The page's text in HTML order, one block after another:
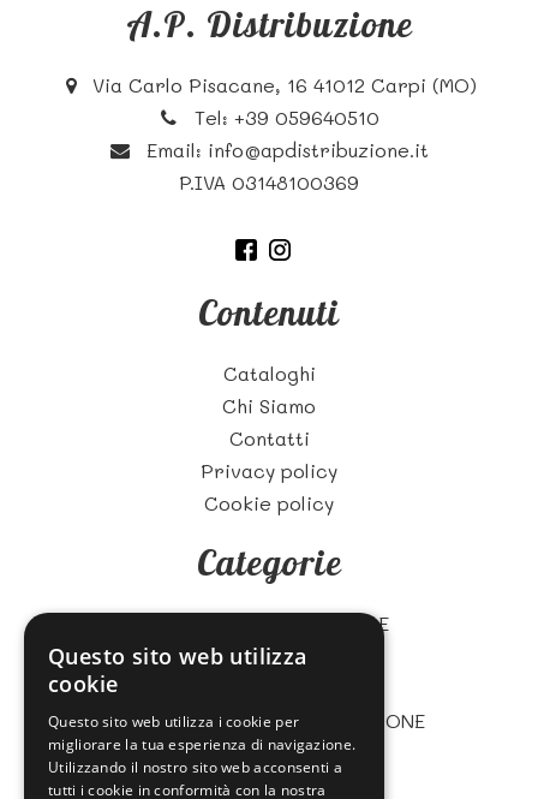
A.P. Distribuzione
Via Carlo Pisacane, 16 41012 Carpi (MO)
Tel:+39 059640510
Email: info@apdistribuzione.it
P.IVA 03148100369
Contenuti
Cataloghi
Chi Siamo
Contatti
Privacy policy
Cookie policy
Categorie
ZUCCHERO E CARAMELLE
BISCOTTI
MARMELLATE, CREME E TORRONE
GASTRONOMIA
TE' E BEVANDE
Questo sito web utilizza
cookie
Questo sito web utilizza i cookie per
migliorare la tua esperienza di navigazione.
Utilizzando il nostro sito web acconsenti a
tutti i cookie in conformità con la nostra